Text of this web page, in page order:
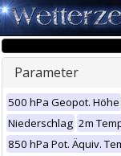
Parameter
500 hPa Geopot. Höhe
Niederschlag 2m
850 hPa Pot. Äquiv.